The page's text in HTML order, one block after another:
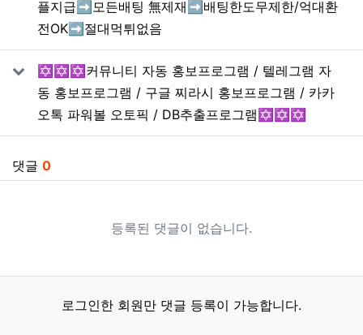
플지급➡️모든배팅 無제재➡️배팅한도무제한/억대환
전OK➡️절대먹튀없음
✡️✡️✡️커뮤니티 자동 홍보프로그램 / 텔레그램 자
동 홍보프로그램 / 구글 찌라시 홍보프로그램 / 카카
오톡 파워볼 오토픽 / DB추출프로그램✡️✡️✡️
댓글 0
등록된 댓글이 없습니다.
로그인한 회원만 댓글 등록이 가능합니다.